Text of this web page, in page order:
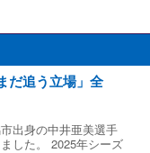
だ追う立場」全
出身の中井亜美選手
した。 2025年シーズ